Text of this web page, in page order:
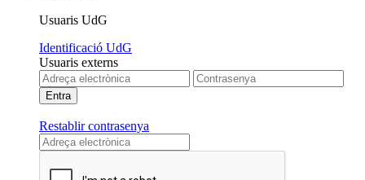
Usuaris UdG
Identificació UdG
Usuaris externs
Restablir contrasenya